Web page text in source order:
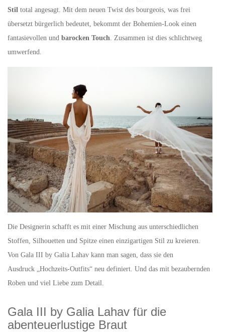
Stil total angesagt. Mit dem neuen Twist des bourgeois, was frei
übersetzt bürgerlich bedeutet, bekommt der Bohemien-Look einen
fantasievollen und barocken Touch . Zusammen ist dies schlichtweg
umwerfend.
Die Designerin schafft es mit einer Mischung aus unterschiedlichen
Stoffen, Silhouetten und Spitze einen einzigartigen Stil zu kreieren.
Von Gala III by Galia Lahav kann man sagen, dass sie den
Ausdruck „Hochzeits-Outfits“ neu definiert. Und das mit bezaubernden
Roben und viel Liebe zum Detail.
Gala III by Galia Lahav für die
abenteuerlustige Braut